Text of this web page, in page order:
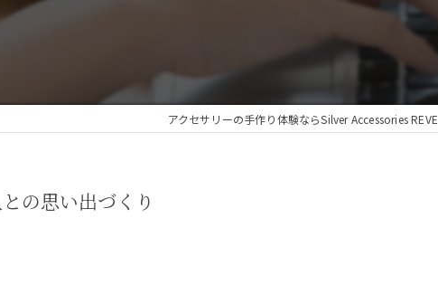
アクセサリーの手作り体験ならSilver Accessories REVE
の思い出づくり